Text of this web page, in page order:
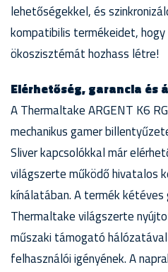
lehetőségekkel, és
kompatibilis termékeidet,
ökoszisztémát hozhass létre!
Elérhetőség, garancia és
A Thermaltake ARGENT K6
mechanikus gamer
Sliver kapcsolókkal már
világszerte működő hivatalos
kínálatában. A termék kétéves
Thermaltake világszerte
műszaki támogató
felhasználói igényének. A